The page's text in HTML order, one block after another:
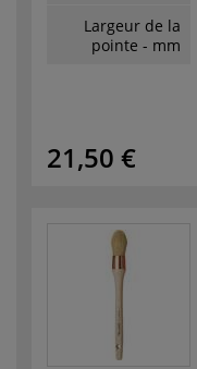
Largeur de la
pointe - mm
21,50 €